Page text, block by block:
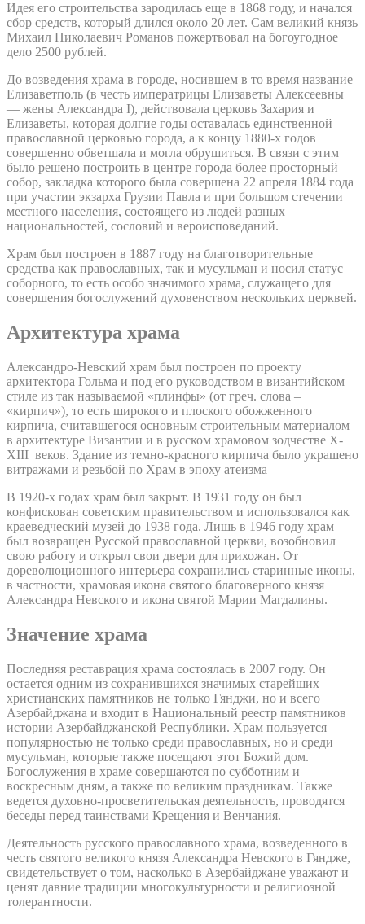
Идея его строительства зародилась еще в 1868 году, и начался
сбор средств, который длился около 20 лет. Сам великий князь
Михаил Николаевич Романов пожертвовал на богоугодное
дело 2500 рублей.
До возведения храма в городе, носившем в то время название
Елизаветполь (в честь императрицы Елизаветы Алексеевны
— жены Александра I), действовала церковь Захария и
Елизаветы, которая долгие годы оставалась единственной
православной церковью города, а к концу 1880-х годов
совершенно обветшала и могла обрушиться. В связи с этим
было решено построить в центре города более просторный
собор, закладка которого была совершена 22 апреля 1884 года
при участии экзарха Грузии Павла и при большом стечении
местного населения, состоящего из людей разных
национальностей, сословий и вероисповеданий.
Храм был построен в 1887 году на благотворительные
средства как православных, так и мусульман и носил статус
соборного, то есть особо значимого храма, служащего для
совершения богослужений духовенством нескольких церквей.
Архитектура храма
Александро-Невский храм был построен по проекту
архитектора Гольма и под его руководством в византийском
стиле из так называемой «плинфы» (от греч. слова –
«кирпич»), то есть широкого и плоского обожженного
кирпича, считавшегося основным строительным материалом
в архитектуре Византии и в русском храмовом зодчестве X-
XIII веков. Здание из темно-красного кирпича было украшено
витражами и резьбой по Храм в эпоху атеизма
В 1920-х годах храм был закрыт. В 1931 году он был
конфискован советским правительством и использовался как
краеведческий музей до 1938 года. Лишь в 1946 году храм
был возвращен Русской православной церкви, возобновил
свою работу и открыл свои двери для прихожан. От
дореволюционного интерьера сохранились старинные иконы,
в частности, храмовая икона святого благоверного князя
Александра Невского и икона святой Марии Магдалины.
Значение храма
Последняя реставрация храма состоялась в 2007 году. Он
остается одним из сохранившихся значимых старейших
христианских памятников не только Гянджи, но и всего
Азербайджана и входит в Национальный реестр памятников
истории Азербайджанской Республики. Храм пользуется
популярностью не только среди православных, но и среди
мусульман, которые также посещают этот Божий дом.
Богослужения в храме совершаются по субботним и
воскресным дням, а также по великим праздникам. Также
ведется духовно-просветительская деятельность, проводятся
беседы перед таинствами Крещения и Венчания.
Деятельность русского православного храма, возведенного в
честь святого великого князя Александра Невского в Гяндже,
свидетельствует о том, насколько в Азербайджане уважают и
ценят давние традиции многокультурности и религиозной
толерантности.